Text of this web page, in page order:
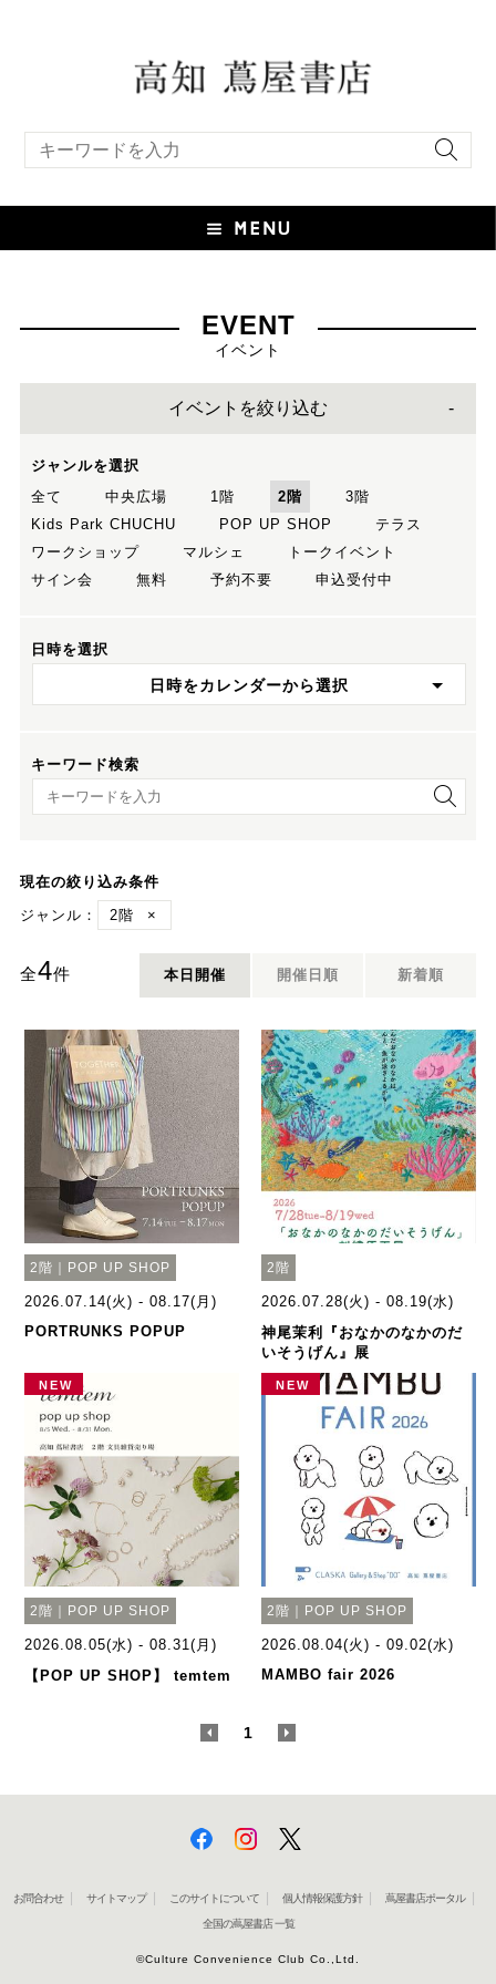
EVENT
イベント
イベントを絞り込む
ジャンルを選択
全て
中央広場 1階 2階
3階
Kids Park CHUCHU
POP UP SHOP
テラス
ワークショップ
マルシェ
トークイベント
サイン会
無料 予約不要 申込受付中
日時を選択
日時をカレンダーから選択
キーワード検索
キーワード検索
現在の絞り込み条件
ジャンル：
2階 ×
全4件 本日開催 開催日順 新着順
2階｜POP UP SHOP
2026.07.14(火) - 08.17(月)
PORTRUNKS POPUP
2階
2026.07.28(火) - 08.19(水)
神尾茉利『おなかのなかのだ
いそうげん』展
NEW
2階｜POP UP SHOP
2026.08.05(水) - 08.31(月)
【POP UP SHOP】 temtem
NEW
2階｜POP UP SHOP
2026.08.04(火) - 09.02(水)
МАМВО fair 2026
1
お問合わせ サイトマップ このサイトについて 個人情報保護方針 蔦屋書店ポータル
全国の蔦屋書店 一覧
©Culture Convenience Club Co.,Ltd.